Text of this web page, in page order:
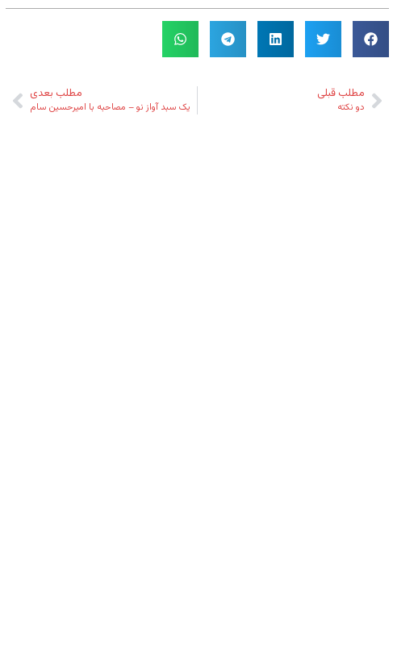
مطلب قبلی
دو نکته
مطلب بعدی
یک سبد آواز نو – مصاحبه با امیرحسین سام